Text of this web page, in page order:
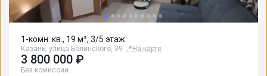
1-комн. кв., 19 м², 3/5 этаж
Казань, улица Белинского, 39 📍 На карте
3 800 000 ₽
Без комиссии